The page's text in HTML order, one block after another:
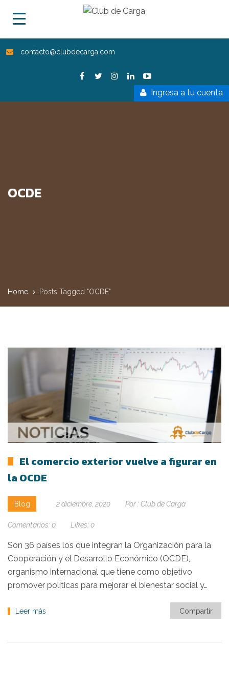
contacto@clubdecarga.com
Ingresa a tu cuenta
OCDE
Home Posts Tagged "OCDE"
El comercio exterior vuelve a figurar en
la OCDE
Blog 2 diciembre, 2020 Por : Club de Carga
Comentarios: 0 Likes: 0
Son 36 países los que integran la Organización para la
Cooperación y el Desarrollo Económico (OCDE),
organismo internacional que tiene como objetivo
promover políticas para mejorar el bienestar social y…
Leer más Compartir